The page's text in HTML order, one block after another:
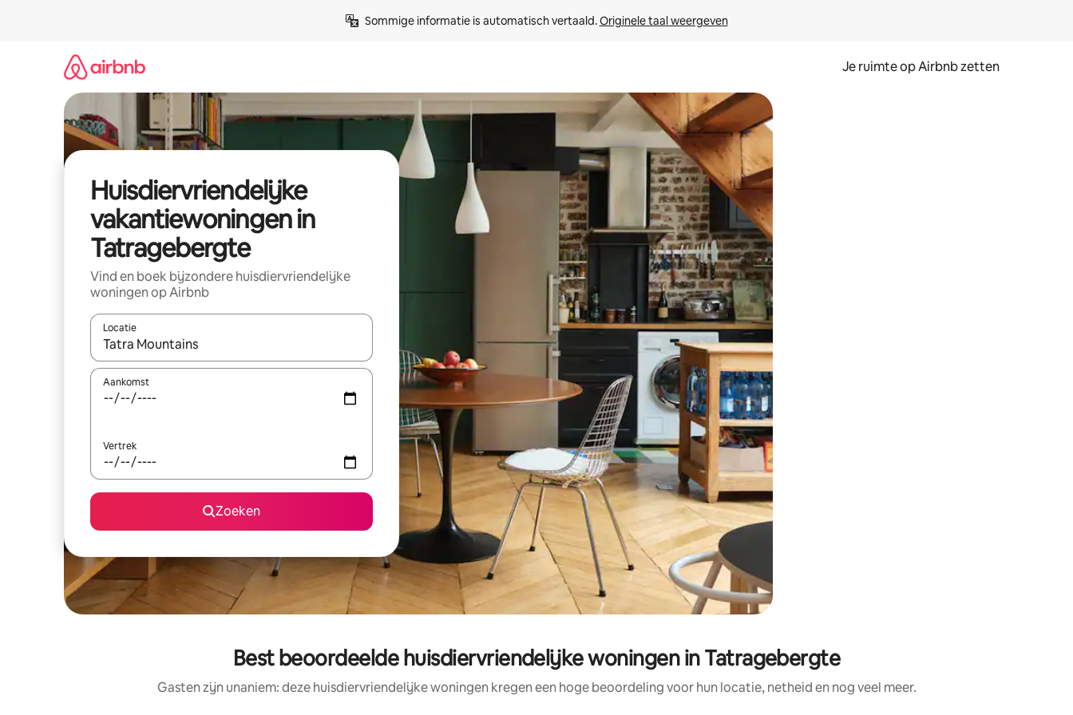
Sommige informatie is automatisch vertaald. Originele taal weergeven
Je ruimte op Airbnb zetten
Huisdiervriendelijke
vakantiewoningen in
Tatragebergte
Vind en boek bijzondere huisdiervriendelijke
woningen op Airbnb
Locatie
Wanneer er suggesties beschikbaar zijn, maak je een keuze met je de pijltjestoetsen omhoog en omlaag, óf door te tikken of swipen.
Aankomst
Vertrek
Zoeken
Best beoordeelde huisdiervriendelijke woningen in Tatragebergte
Gasten zijn unaniem: deze huisdiervriendelijke woningen kregen een hoge beoordeling voor hun locatie, netheid en nog veel meer.